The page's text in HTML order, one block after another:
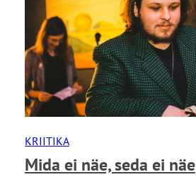
U
S
:
K
i
j
u
KRIITIKA
Mida ei näe, seda ei näe